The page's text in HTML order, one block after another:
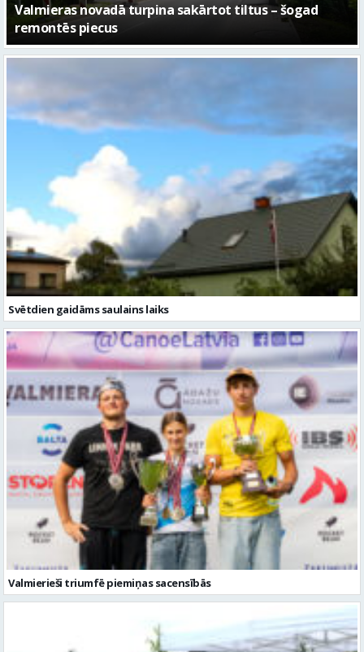
No pagaidu teātra līdz laikmetīgās kultūras centram
– kā attīstīsies “Kurtuve”
Svētdien gaidāms saulains laiks
Valmierieši triumfē piemiņas sacensībās